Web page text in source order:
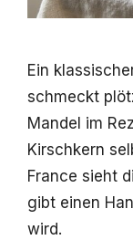
Ein
schmeckt
Mandel im
Kirschkern
France sieht
gibt einen
wird.